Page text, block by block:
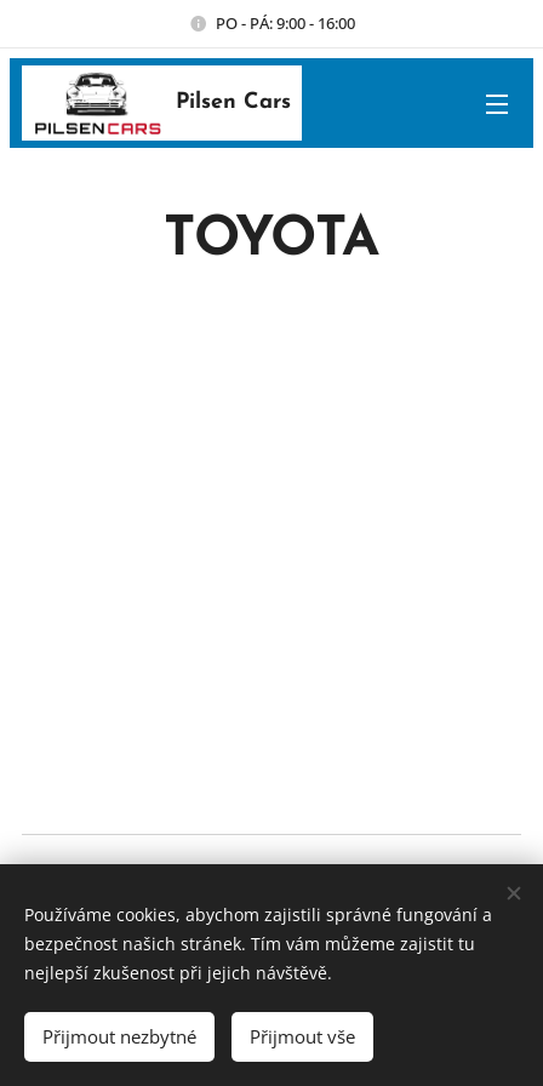
PO - PÁ: 9:00 - 16:00
Pilsen Cars
TOYOTA
GDPR
Dokumenty ke stažení Cookies
Používáme cookies, abychom zajistili správné fungování a
bezpečnost našich stránek. Tím vám můžeme zajistit tu
nejlepší zkušenost při jejich návštěvě.
Přijmout nezbytné Přijmout vše